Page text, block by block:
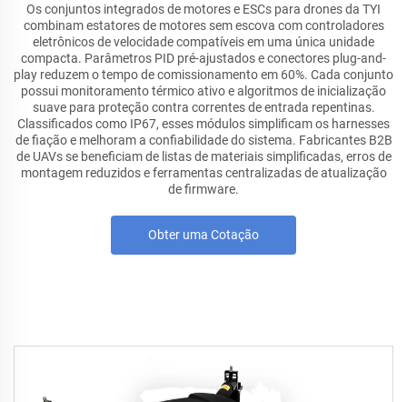
Os conjuntos integrados de motores e ESCs para drones da TYI
combinam estatores de motores sem escova com controladores
eletrônicos de velocidade compatíveis em uma única unidade
compacta. Parâmetros PID pré-ajustados e conectores plug-and-
play reduzem o tempo de comissionamento em 60%. Cada conjunto
possui monitoramento térmico ativo e algoritmos de inicialização
suave para proteção contra correntes de entrada repentinas.
Classificados como IP67, esses módulos simplificam os harnesses
de fiação e melhoram a confiabilidade do sistema. Fabricantes B2B
de UAVs se beneficiam de listas de materiais simplificadas, erros de
montagem reduzidos e ferramentas centralizadas de atualização
de firmware.
Obter uma Cotação